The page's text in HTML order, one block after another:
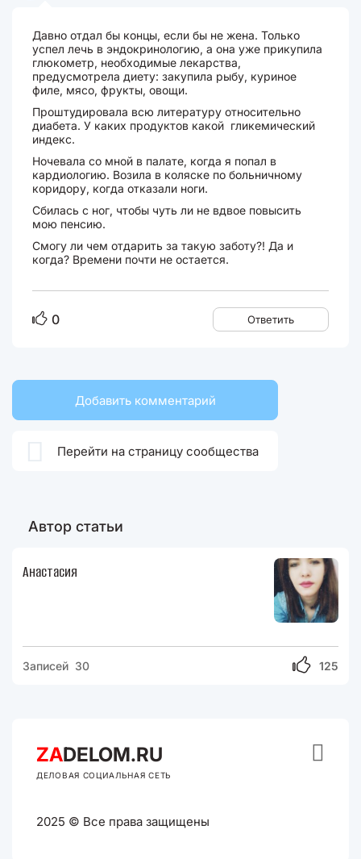
Давно отдал бы концы, если бы не жена. Только
успел лечь в эндокринологию, а она уже прикупила
глюкометр, необходимые лекарства,
предусмотрела диету: закупила рыбу, куриное
филе, мясо, фрукты, овощи.
Проштудировала всю литературу относительно
диабета. У каких продуктов какой гликемический
индекс.
Ночевала со мной в палате, когда я попал в
кардиологию. Возила в коляске по больничному
коридору, когда отказали ноги.
Сбилась с ног, чтобы чуть ли не вдвое повысить
мою пенсию.
Смогу ли чем отдарить за такую заботу?! Да и
когда? Времени почти не остается.
0 Ответить
Добавить комментарий
Перейти на страницу сообщества
Автор статьи
Анастасия
125
Записей 30
ZADELOM.RU
ДЕЛОВАЯ СОЦИАЛЬНАЯ СЕТЬ
2025 © Все права защищены
